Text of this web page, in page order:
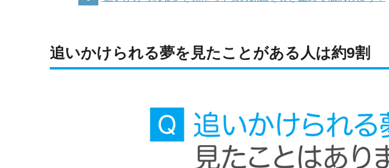
追いかけられる夢を見たことがある人は約9割